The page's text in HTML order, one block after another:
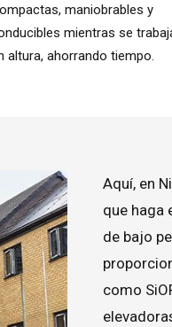
maniobrables y
mientras se
altura, ahorrando tiempo.
Aquí, en
que haga
de bajo
como